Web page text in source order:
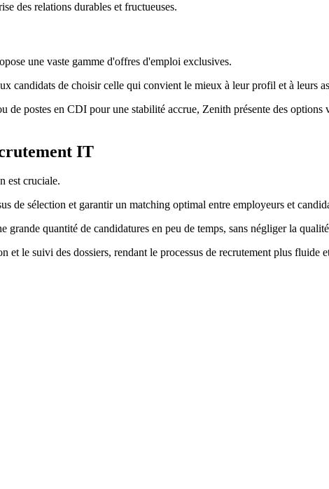
des relations durables et fructueuses.
une vaste gamme d'offres d'emploi exclusives.
candidats de choisir celle qui convient le mieux à leur profil et à leurs
postes en CDI pour une stabilité accrue, Zenith présente des options
IT
est cruciale.
de sélection et garantir un matching optimal entre employeurs et
quantité de candidatures en peu de temps, sans négliger la
le suivi des dossiers, rendant le processus de recrutement plus fluide